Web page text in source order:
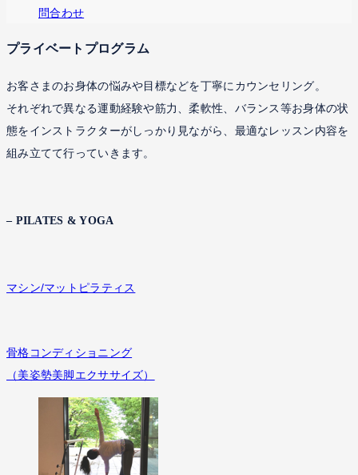
問合わせ
プライベートプログラム
お客さまのお身体の悩みや目標などを丁寧にカウンセリング。
それぞれで異なる運動経験や筋力、柔軟性、バランス等お身体の状
態をインストラクターがしっかり見ながら、最適なレッスン内容を
組み立てて行っていきます。
– PILATES & YOGA
マシン/マットピラティス
骨格コンディショニング
（美姿勢美脚エクササイズ）